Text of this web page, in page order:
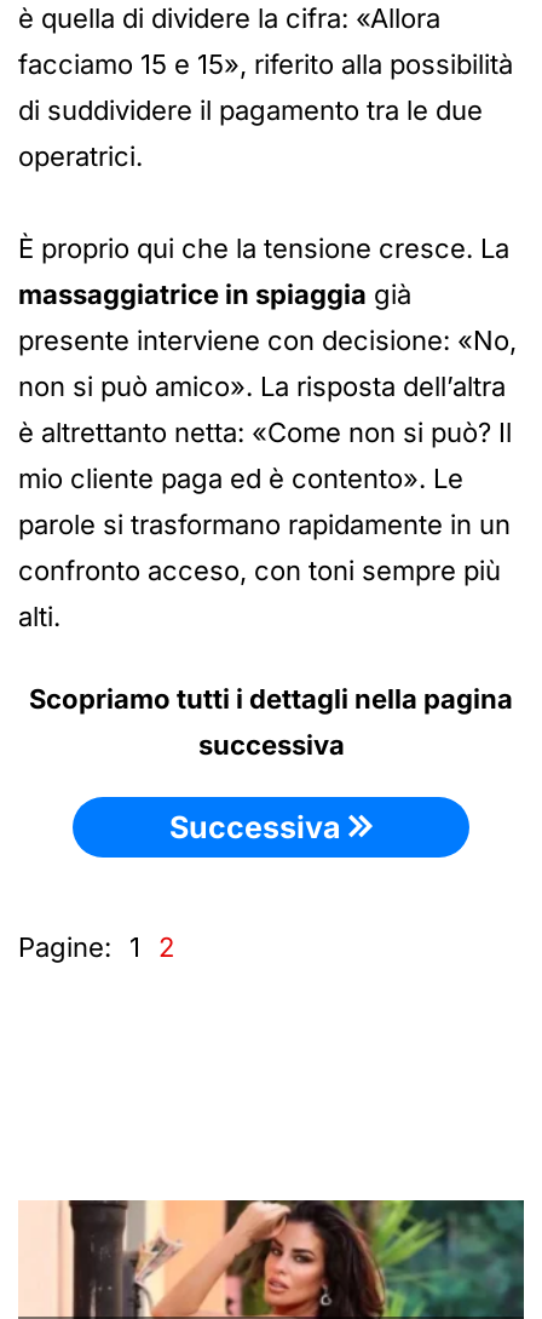
è quella di dividere la cifra: «Allora
facciamo 15 e 15», riferito alla possibilità
di suddividere il pagamento tra le due
operatrici.
È proprio qui che la tensione cresce. La
massaggiatrice in spiaggia già
presente interviene con decisione: «No,
non si può amico». La risposta dell’altra
è altrettanto netta: «Come non si può? Il
mio cliente paga ed è contento». Le
parole si trasformano rapidamente in un
confronto acceso, con toni sempre più
alti.
Scopriamo tutti i dettagli nella pagina
successiva
Successiva
Pagine: 1 2